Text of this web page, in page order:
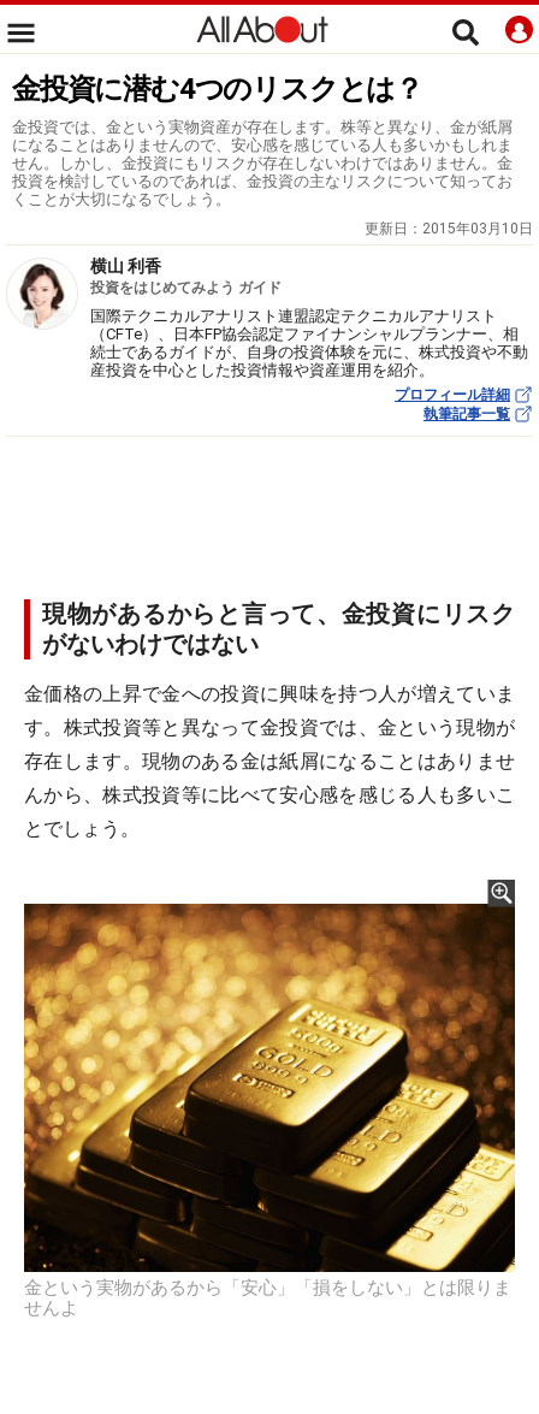
金投資に潜む4つのリスクとは？
金投資では、金という実物資産が存在します。株等と異なり、金が紙屑
になることはありませんので、安心感を感じている人も多いかもしれま
せん。しかし、金投資にもリスクが存在しないわけではありません。金
投資を検討しているのであれば、金投資の主なリスクについて知ってお
くことが大切になるでしょう。
更新日： 2015年03月10日
横山 利香
投資をはじめてみよう ガイド
国際テクニカルアナリスト連盟認定テクニカルアナリスト
（CFTe）、日本FP協会認定ファイナンシャルプランナー、相
続士であるガイドが、自身の投資体験を元に、株式投資や不動
産投資を中心とした投資情報や資産運用を紹介。
プロフィール詳細
執筆記事一覧
現物があるからと言って、金投資にリスク
がないわけではない
金価格の上昇で金への投資に興味を持つ人が増えていま
す。株式投資等と異なって金投資では、金という現物が
存在します。現物のある金は紙屑になることはありませ
んから、株式投資等に比べて安心感を感じる人も多いこ
とでしょう。
金という実物があるから「安心」「損をしない」とは限りま
せんよ